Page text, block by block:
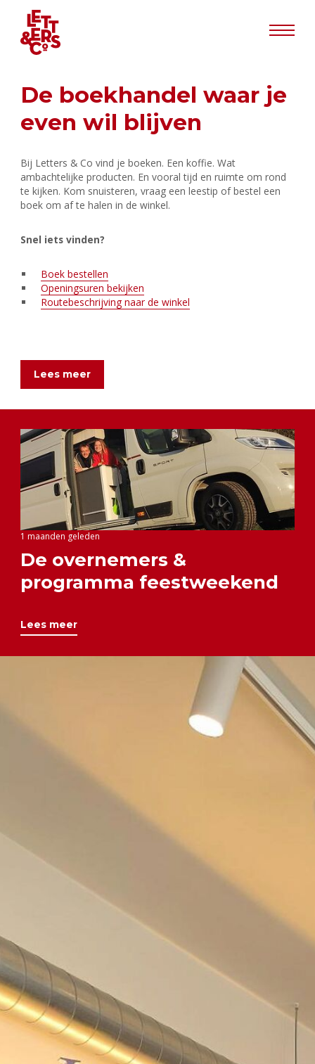
De boekhandel waar je
even wil blijven
Bij Letters & Co vind je boeken. Een koffie. Wat
ambachtelijke producten. En vooral tijd en ruimte om rond
te kijken. Kom snuisteren, vraag een leestip of bestel een
boek om af te halen in de winkel.
Snel iets vinden?
Boek bestellen
Openingsuren bekijken
Routebeschrijving naar de winkel
Lees meer
1 maanden geleden
De overnemers &
programma feestweekend
Lees meer